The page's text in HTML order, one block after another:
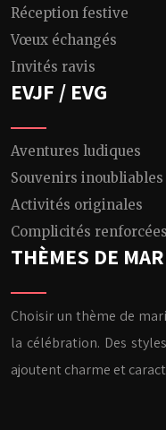
Réception festive
Vœux échangés
Invités ravis
EVJF / EVG
Aventures ludiques
Souvenirs inoubliables
Activités originales
Complicités renforcées
THÈMES DE
Choisir un thème de
la célébration. Des
ajoutent charme et